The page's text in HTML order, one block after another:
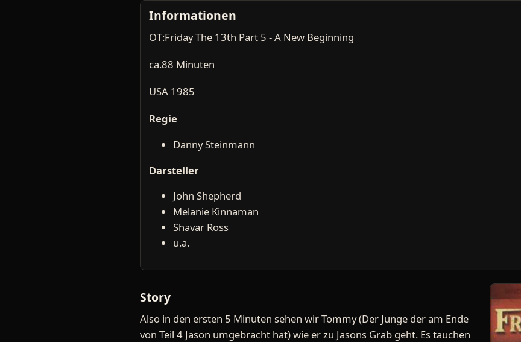
Informationen
OT:Friday The 13th Part 5 - A New Beginning
ca.88 Minuten
USA 1985
Regie
Danny Steinmann
Darsteller
John Shepherd
Melanie Kinnaman
Shavar Ross
u.a.
Story
Also in den ersten 5 Minuten sehen wir Tommy (Der Junge der am Ende
von Teil 4 Jason umgebracht hat) wie er zu Jasons Grab geht. Es tauchen